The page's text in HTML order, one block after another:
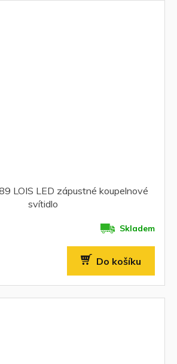
LOIS LED zápustné koupelnové
svítidlo
Skladem
Do košíku